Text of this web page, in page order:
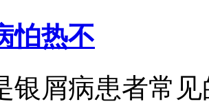
怕热不
银屑病患者常